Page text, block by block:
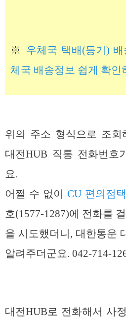
※ 우체국 택배(등기)
체국 배송정보 쉽게 확인
위의 주소 형식으로 조회
대전HUB 직통 전화번호
요.
어쩔 수 없이 CU 편의점
호(1577-1287)에 전화를
을 시도했더니, 대한통운
알려주더군요. 042-714-
대전HUB로 전화해서 사